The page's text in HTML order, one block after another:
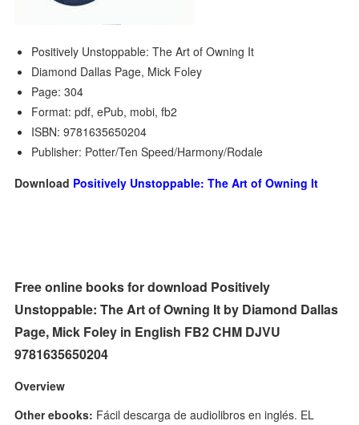
Positively Unstoppable: The Art of Owning It
Diamond Dallas Page, Mick Foley
Page: 304
Format: pdf, ePub, mobi, fb2
ISBN: 9781635650204
Publisher: Potter/Ten Speed/Harmony/Rodale
Download Positively Unstoppable: The Art of Owning It
Free online books for download Positively
Unstoppable: The Art of Owning It by Diamond Dallas
Page, Mick Foley in English FB2 CHM DJVU
9781635650204
Overview
Other ebooks: Fácil descarga de audiolibros en inglés. EL